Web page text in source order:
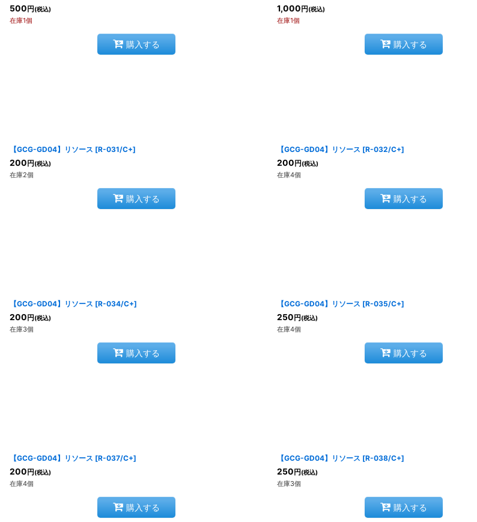
500 円 (税込)
在庫1個
購入する
1,000 円 (税込)
在庫1個
購入する
【GCG-GD04】リソース [R-031/C+]
200 円 (税込)
在庫2個
購入する
【GCG-GD04】リソース [R-032/C+]
200 円 (税込)
在庫4個
購入する
【GCG-GD04】リソース [R-034/C+]
200 円 (税込)
在庫3個
購入する
【GCG-GD04】リソース [R-035/C+]
250 円 (税込)
在庫4個
購入する
【GCG-GD04】リソース [R-037/C+]
200 円 (税込)
在庫4個
購入する
【GCG-GD04】リソース [R-038/C+]
250 円 (税込)
在庫3個
購入する